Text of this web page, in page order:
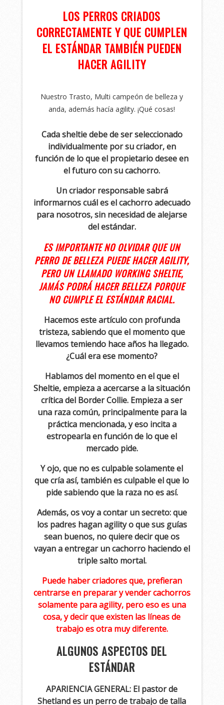
LOS PERROS CRIADOS
CORRECTAMENTE Y QUE CUMPLEN
EL ESTÁNDAR TAMBIÉN PUEDEN
HACER AGILITY
Nuestro Trasto, Multi campeón de belleza y
anda, además hacía agility. ¡Qué cosas!
Cada sheltie debe de ser seleccionado
individualmente por su criador, en
función de lo que el propietario desee en
el futuro con su cachorro.
Un criador responsable sabrá
informarnos cuál es el cachorro adecuado
para nosotros, sin necesidad de alejarse
del estándar.
ES IMPORTANTE NO OLVIDAR QUE UN
PERRO DE BELLEZA PUEDE HACER AGILITY,
PERO UN LLAMADO WORKING SHELTIE,
JAMÁS PODRÁ HACER BELLEZA PORQUE
NO CUMPLE EL ESTÁNDAR RACIAL.
Hacemos este artículo con profunda
tristeza, sabiendo que el momento que
llevamos temiendo hace años ha llegado.
¿Cuál era ese momento?
Hablamos del momento en el que el
Sheltie, empieza a acercarse a la situación
crítica del Border Collie. Empieza a ser
una raza común, principalmente para la
práctica mencionada, y eso incita a
estropearla en función de lo que el
mercado pide.
Y ojo, que no es culpable solamente el
que cría así, también es culpable el que lo
pide sabiendo que la raza no es así.
Además, os voy a contar un secreto: que
los padres hagan agility o que sus guías
sean buenos, no quiere decir que os
vayan a entregar un cachorro haciendo el
triple salto mortal.
Puede haber criadores que, prefieran
centrarse en preparar y vender cachorros
solamente para agility, pero eso es una
cosa, y decir que existen las líneas de
trabajo es otra muy diferente.
ALGUNOS ASPECTOS DEL
ESTÁNDAR
APARIENCIA GENERAL: El pastor de
Shetland es un perro detrabajo de talla